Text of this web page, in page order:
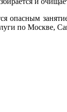
опасным
по Москве,